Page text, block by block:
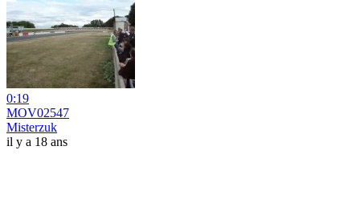
0:19
MOV02547
Misterzuk
il y a 18 ans